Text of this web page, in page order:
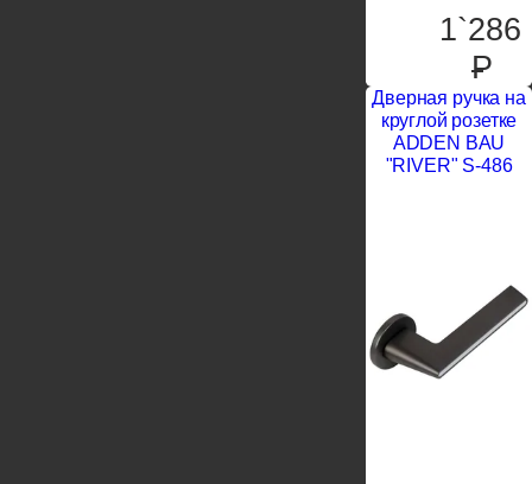
1`286
P
Дверная ручка на
круглой розетке
ADDEN BAU
"RIVER" S-486